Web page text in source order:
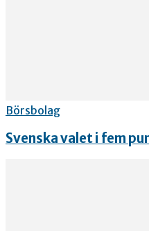
Börsbolag
Svenska valet i fem